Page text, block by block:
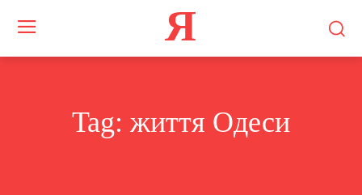
Я
Tag: життя Одеси